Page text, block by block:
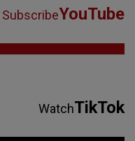
SubscribeYouTube
WatchTikTok